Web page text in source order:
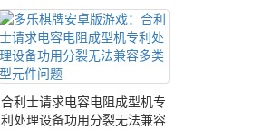
合利士请求电容电阻成型机专
利处理设备功用分裂无法兼容